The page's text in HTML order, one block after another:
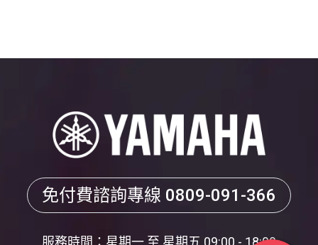
免付費諮詢專線 0809-091-366
服務時間：星期一 至 星期五 09:00 - 18:00